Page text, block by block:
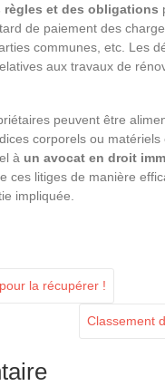
règles et des obligations
de paiement des
communes, etc. Les
aux travaux de
peuvent être
corporels ou
à un avocat en droit
ces litiges de manière
impliquée.
la récupérer !
Classement